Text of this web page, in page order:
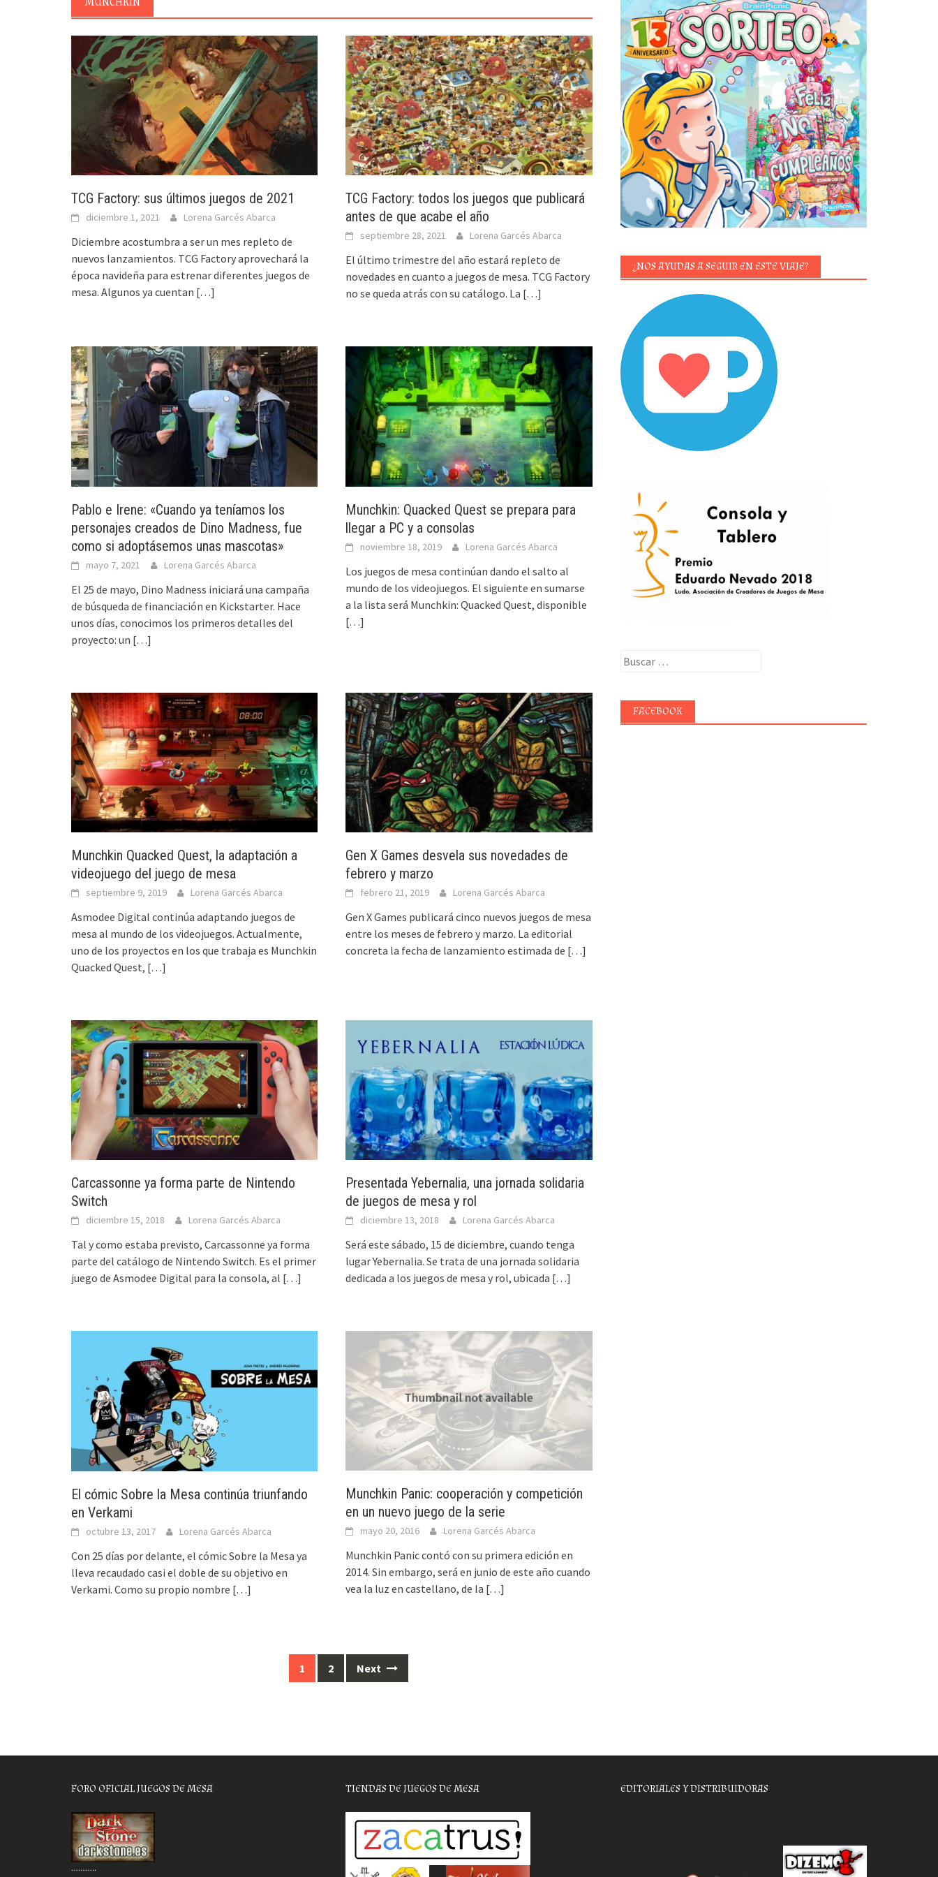
TCG Factory: sus últimos juegos de 2021
diciembre 1, 2021 Lorena Garcés Abarca
Diciembre acostumbra a ser un mes repleto de
nuevos lanzamientos. TCG Factory aprovechará la
época navideña para estrenar diferentes juegos de
mesa. Algunos ya cuentan […]
TCG Factory: todos los juegos que publicará
antes de que acabe el año
septiembre 28, 2021 Lorena Garcés Abarca
El último trimestre del año estará repleto de
novedades en cuanto a juegos de mesa. TCG Factory
no se queda atrás con su catálogo. La […]
Pablo e Irene: «Cuando ya teníamos los
personajes creados de Dino Madness, fue
como si adoptásemos unas mascotas»
mayo 7, 2021 Lorena Garcés Abarca
El 25 de mayo, Dino Madness iniciará una campaña
de búsqueda de financiación en Kickstarter. Hace
unos días, conocimos los primeros detalles del
proyecto: un […]
Munchkin: Quacked Quest se prepara para
llegar a PC y a consolas
noviembre 18, 2019 Lorena Garcés Abarca
Los juegos de mesa continúan dando el salto al
mundo de los videojuegos. El siguiente en sumarse
a la lista será Munchkin: Quacked Quest, disponible
[…]
Munchkin Quacked Quest, la adaptación a
videojuego del juego de mesa
septiembre 9, 2019 Lorena Garcés Abarca
Asmodee Digital continúa adaptando juegos de
mesa al mundo de los videojuegos. Actualmente,
uno de los proyectos en los que trabaja es Munchkin
Quacked Quest, […]
Gen X Games desvela sus novedades de
febrero y marzo
febrero 21, 2019 Lorena Garcés Abarca
Gen X Games publicará cinco nuevos juegos de mesa
entre los meses de febrero y marzo. La editorial
concreta la fecha de lanzamiento estimada de […]
Carcassonne ya forma parte de Nintendo
Switch
diciembre 15, 2018 Lorena Garcés Abarca
Tal y como estaba previsto, Carcassonne ya forma
parte del catálogo de Nintendo Switch. Es el primer
juego de Asmodee Digital para la consola, al […]
Presentada Yebernalia, una jornada solidaria
de juegos de mesa y rol
diciembre 13, 2018 Lorena Garcés Abarca
Será este sábado, 15 de diciembre, cuando tenga
lugar Yebernalia. Se trata de una jornada solidaria
dedicada a los juegos de mesa y rol, ubicada […]
El cómic Sobre la Mesa continúa triunfando
en Verkami
octubre 13, 2017 Lorena Garcés Abarca
Con 25 días por delante, el cómic Sobre la Mesa ya
lleva recaudado casi el doble de su objetivo en
Verkami. Como su propio nombre […]
Munchkin Panic: cooperación y competición
en un nuevo juego de la serie
mayo 20, 2016 Lorena Garcés Abarca
Munchkin Panic contó con su primera edición en
2014. Sin embargo, será en junio de este año cuando
vea la luz en castellano, de la […]
1 2 Next
¿NOS AYUDAS A SEGUIR EN ESTE VIAJE?
Buscar:
FACEBOOK
FORO OFICIAL JUEGOS DE MESA
………..
TIENDAS DE JUEGOS DE MESA EDITORIALES Y DISTRIBUIDORAS